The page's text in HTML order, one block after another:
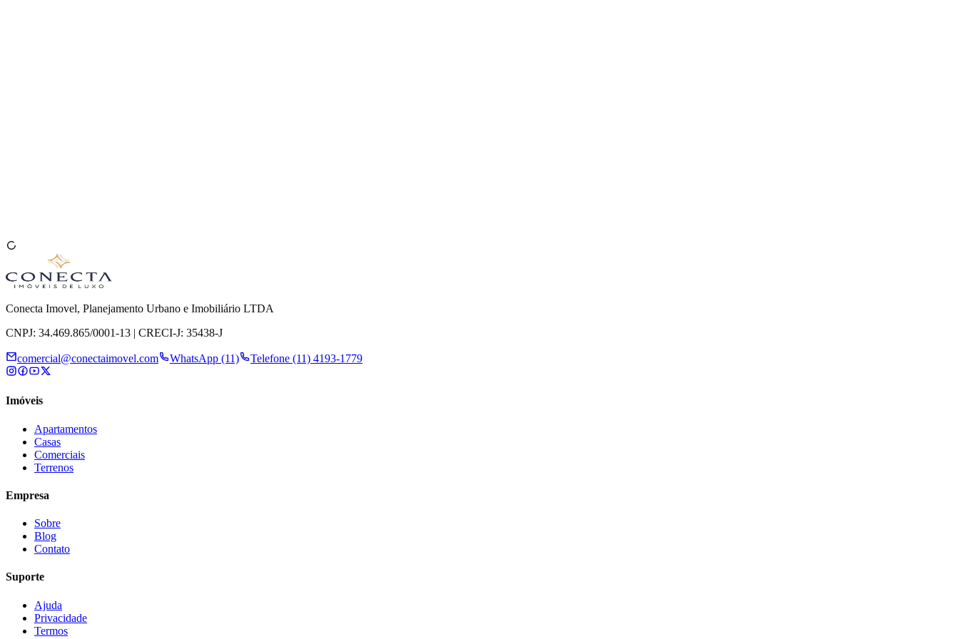
Conecta Imovel, Planejamento Urbano e Imobiliário LTDA
CNPJ: 34.469.865/0001-13 | CRECI-J: 35438-J
comercial@conectaimovel.com WhatsApp (11) Telefone (11) 4193-1779
Imóveis
Apartamentos
Casas
Comerciais
Terrenos
Empresa
Sobre
Blog
Contato
Suporte
Ajuda
Privacidade
Termos